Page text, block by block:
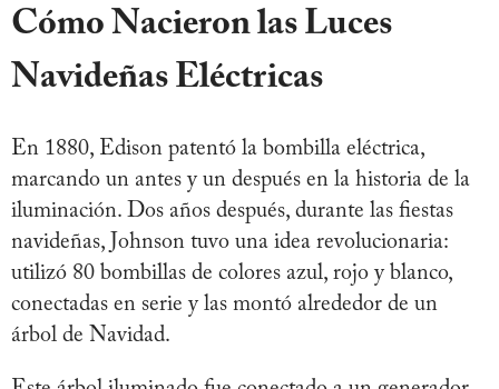
Cómo Nacieron las Luces
Navideñas Eléctricas
En 1880, Edison patentó la bombilla eléctrica,
marcando un antes y un después en la historia de la
iluminación. Dos años después, durante las fiestas
navideñas, Johnson tuvo una idea revolucionaria:
utilizó 80 bombillas de colores azul, rojo y blanco,
conectadas en serie y las montó alrededor de un
árbol de Navidad.